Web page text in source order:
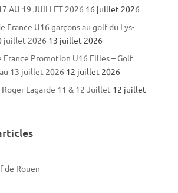
AU 19 JUILLET 2026 16 juillet 2026
France U16 garçons au golf du Lys-
juillet 2026 13 juillet 2026
France Promotion U16 Filles – Golf
13 juillet 2026 12 juillet 2026
Lagarde 11 & 12 Juillet 12 juillet
de Rouen